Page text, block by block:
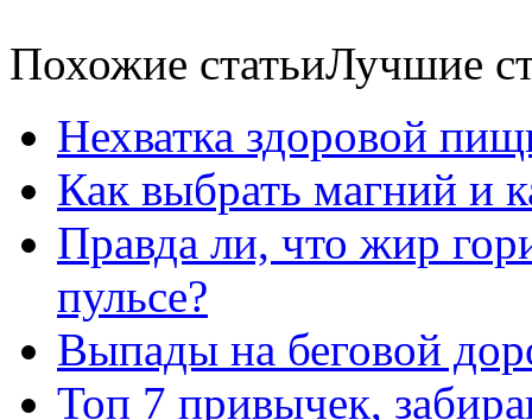
Похожие статьиЛучшие
Нехватка здоровой
Как выбрать магний и
Правда ли, что жир
пульсе?
Выпады на беговой
Топ 7 привычек,